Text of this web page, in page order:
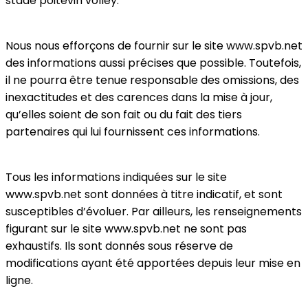
Nous nous efforçons de fournir sur le site www.spvb.net
des informations aussi précises que possible. Toutefois,
il ne pourra être tenue responsable des omissions, des
inexactitudes et des carences dans la mise à jour,
qu’elles soient de son fait ou du fait des tiers
partenaires qui lui fournissent ces informations.
Tous les informations indiquées sur le site
www.spvb.net sont données à titre indicatif, et sont
susceptibles d’évoluer. Par ailleurs, les renseignements
figurant sur le site www.spvb.net ne sont pas
exhaustifs. Ils sont donnés sous réserve de
modifications ayant été apportées depuis leur mise en
ligne.